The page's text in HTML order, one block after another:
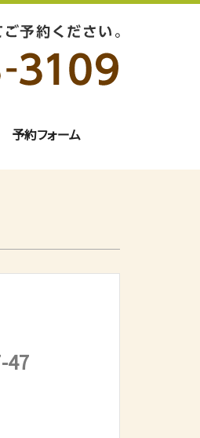
予約フォーム
47